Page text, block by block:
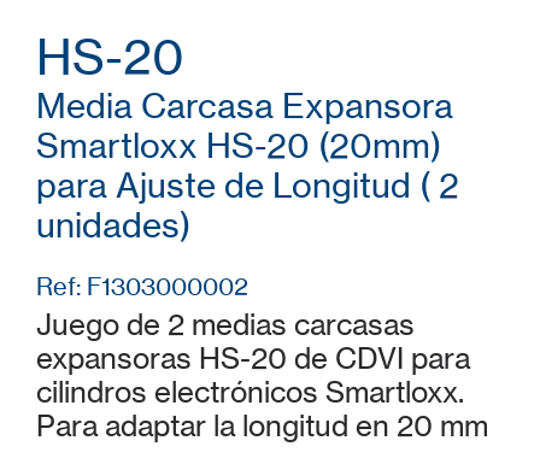
HS-20
Media Carcasa Expansora
Smartloxx HS-20 (20mm)
para Ajuste de Longitud ( 2
unidades)
Ref: F1303000002
Juego de 2 medias carcasas
expansoras HS-20 de CDVI para
cilindros electrónicos Smartloxx.
Para adaptar la longitud en 20 mm